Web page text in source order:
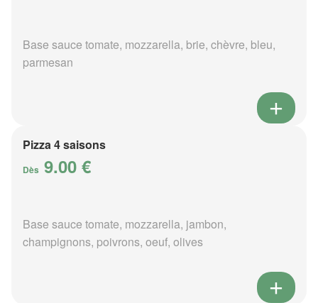
Base sauce tomate, mozzarella, brie, chèvre, bleu,
parmesan
Pizza 4 saisons
Dès 9.00 €
Base sauce tomate, mozzarella, jambon,
champignons, poivrons, oeuf, olives